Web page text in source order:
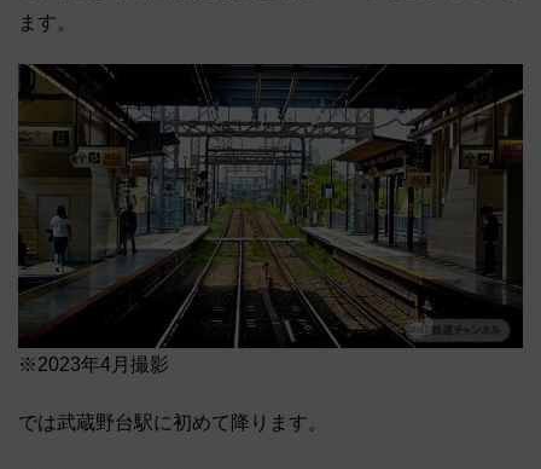
ます。
※2023年4月撮影
では武蔵野台駅に初めて降ります。